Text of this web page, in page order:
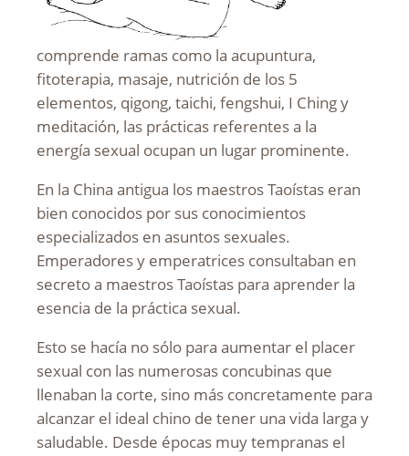
comprende ramas como la acupuntura,
fitoterapia, masaje, nutrición de los 5
elementos, qigong, taichi, fengshui, I Ching y
meditación, las prácticas referentes a la
energía sexual ocupan un lugar prominente.
En la China antigua los maestros Taoístas eran
bien conocidos por sus conocimientos
especializados en asuntos sexuales.
Emperadores y emperatrices consultaban en
secreto a maestros Taoístas para aprender la
esencia de la práctica sexual.
Esto se hacía no sólo para aumentar el placer
sexual con las numerosas concubinas que
llenaban la corte, sino más concretamente para
alcanzar el ideal chino de tener una vida larga y
saludable. Desde épocas muy tempranas el